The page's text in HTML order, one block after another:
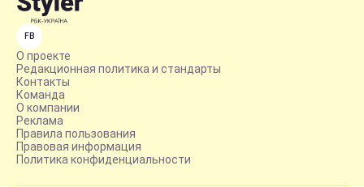
FB
О проекте
Редакционная политика и стандарты
Контакты
Команда
О компании
Реклама
Правила пользования
Правовая информация
Политика конфиденциальности